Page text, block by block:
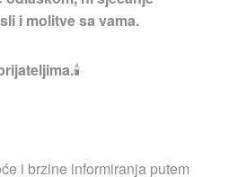
i molitve sa vama.
🕯
i brzine informiranja putem